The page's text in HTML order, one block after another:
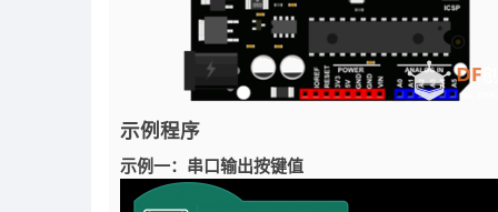
示例程序
示例一：串口输出按键值